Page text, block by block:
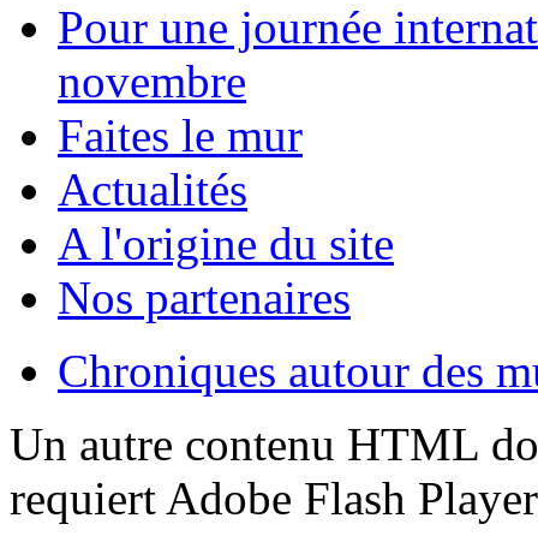
Pour une journée
novembre
Faites le mur
Actualités
A l'origine du site
Nos partenaires
Chroniques autour des
Un autre contenu HTML
requiert Adobe Flash